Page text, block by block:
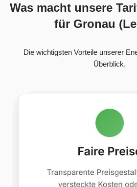
Was macht unsere
für Gronau
Die wichtigsten Vorteile unserer
Überblick.